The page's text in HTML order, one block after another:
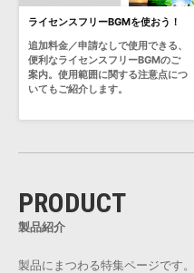
ライセンスフリーBGMを使おう！
追加料金／申請なしで使用できる、
便利なライセンスフリーBGMのご
案内。使用範囲に関する注意点につ
いてもご紹介します。
PRODUCT
製品紹介
製品にまつわる特集ページです